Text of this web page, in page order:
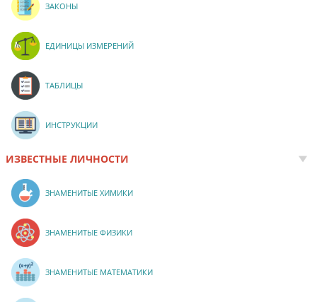
ЗАКОНЫ
ЕДИНИЦЫ ИЗМЕРЕНИЙ
ТАБЛИЦЫ
ИНСТРУКЦИИ
ИЗВЕСТНЫЕ ЛИЧНОСТИ
ЗНАМЕНИТЫЕ ХИМИКИ
ЗНАМЕНИТЫЕ ФИЗИКИ
ЗНАМЕНИТЫЕ МАТЕМАТИКИ